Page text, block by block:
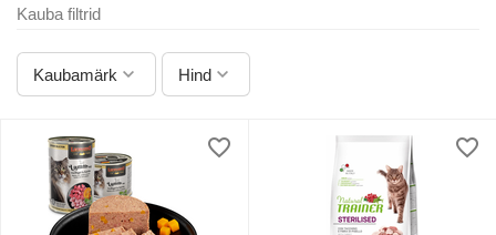
Kauba filtrid
Kaubamärk Hind